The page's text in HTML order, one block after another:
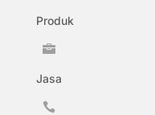
Produk

Jasa
